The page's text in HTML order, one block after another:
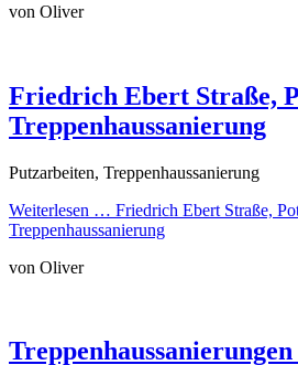
von Oliver
Friedrich Ebert Straße,
Treppenhaussanierung
Putzarbeiten, Treppenhaussanierung
Weiterlesen … Friedrich Ebert Straße,
Treppenhaussanierung
von Oliver